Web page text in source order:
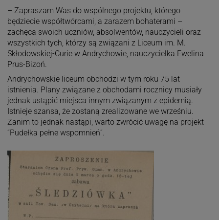
– Zapraszam Was do wspólnego projektu, którego
będziecie współtwórcami, a zarazem bohaterami –
zachęca swoich uczniów, absolwentów, nauczycieli oraz
wszystkich tych, którzy są związani z Liceum im. M.
Skłodowskiej-Curie w Andrychowie, nauczycielka Ewelina
Prus-Bizoń.
Andrychowskie liceum obchodzi w tym roku 75 lat
istnienia. Plany związane z obchodami rocznicy musiały
jednak ustąpić miejsca innym związanym z epidemią.
Istnieje szansa, że zostaną zrealizowane we wrześniu.
Zanim to jednak nastąpi, warto zwrócić uwagę na projekt
“Pudełka pełne wspomnień”.